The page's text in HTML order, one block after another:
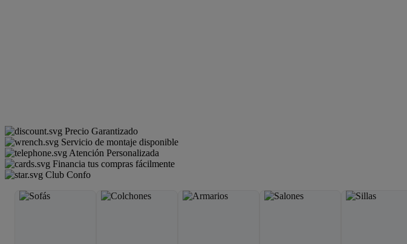
Precio Garantizado
Servicio de montaje disponible
Atención Personalizada
Financia tus compras fácilmente
Club Confo